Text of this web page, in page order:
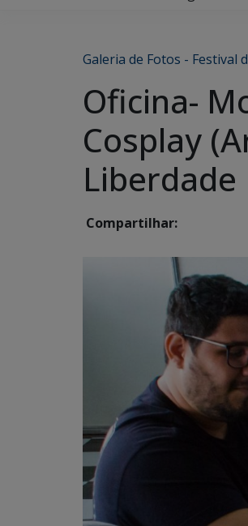
Galeria de Fotos - Festival
Oficina-
Cosplay
Liberdade
Compartilhar: